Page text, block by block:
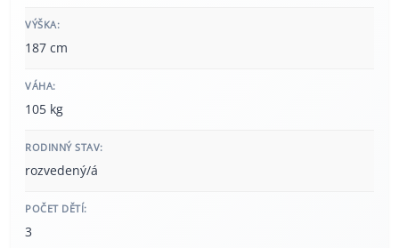
VÝŠKA:
187 cm
VÁHA:
105 kg
RODINNÝ STAV:
rozvedený/á
POČET DĚTÍ:
3